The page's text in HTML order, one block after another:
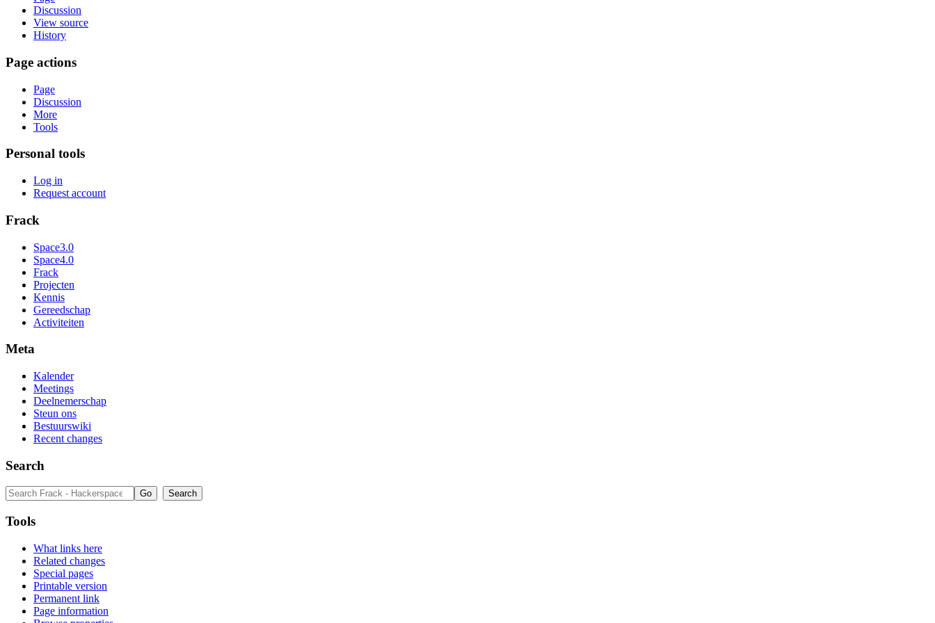
Discussion
View source
History
Page actions
Page
Discussion
More
Tools
Personal tools
Log in
Request account
Frack
Space3.0
Space4.0
Frack
Projecten
Kennis
Gereedschap
Activiteiten
Meta
Kalender
Meetings
Deelnemerschap
Steun ons
Bestuurswiki
Recent changes
Search
Tools
What links here
Related changes
Special pages
Printable version
Permanent link
Page information